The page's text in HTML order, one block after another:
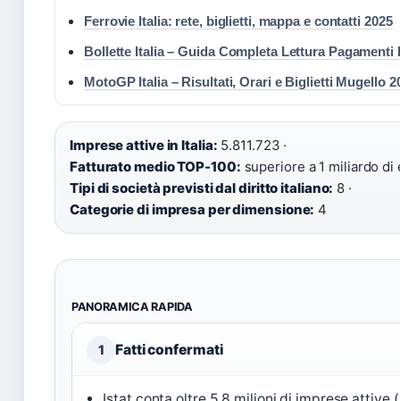
Ferrovie Italia: rete, biglietti, mappa e contatti 2025
Bollette Italia – Guida Completa Lettura Pagamenti
MotoGP Italia – Risultati, Orari e Biglietti Mugello
Imprese attive in Italia: 5.811.723 ·
Fatturato medio TOP-100: superiore a 1 miliardo di
Tipi di società previsti dal diritto italiano: 8 ·
Categorie di impresa per dimensione: 4
PANORAMICA RAPIDA
1 Fatti confermati